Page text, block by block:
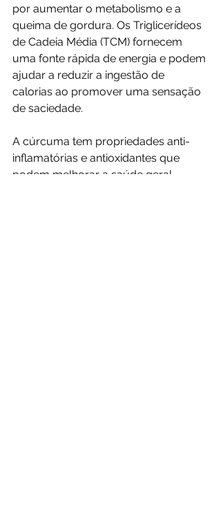
por aumentar o metabolismo e a
queima de gordura. Os Triglicerídeos
de Cadeia Média (TCM) fornecem
uma fonte rápida de energia e podem
ajudar a reduzir a ingestão de
calorias ao promover uma sensação
de saciedade.
A cúrcuma tem propriedades anti-
inflamatórias e antioxidantes que
podem melhorar a saúde geral,